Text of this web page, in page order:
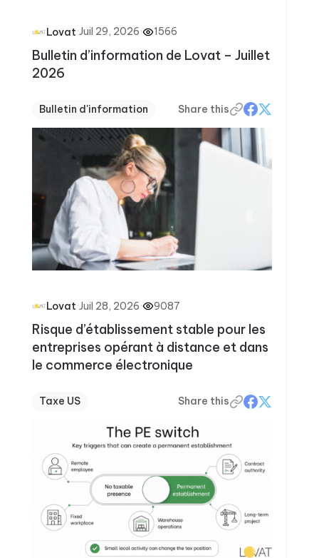
Lovat·Juil 29, 2026· 1566
Bulletin d’information de Lovat – Juillet
2026
Bulletin d'information Share this
Lovat·Juil 28, 2026· 9087
Risque d’établissement stable pour les
entreprises opérant à distance et dans
le commerce électronique
Taxe US Share this